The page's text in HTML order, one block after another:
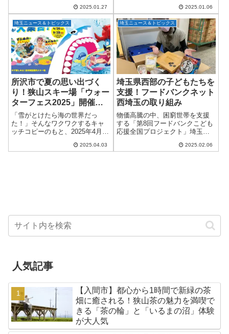
から3月9日(日)にかけて埼玉・愛
知・大阪でツアーを開催しま
す。『Zeeba』のエネル...
2025.01.27
う、まっすー！〜」が2025年1月
27日（月）に所沢市民文化セン
ターミュー...
2025.01.06
埼玉ニュース＆トピックス
所沢市で夏の思い出づく
り！狭山スキー場「ウォー
ターフェス2025」開催決
定！
「雪がとけたら海の世界だっ
た！」そんなワクワクするキャ
ッチコピーのもと、2025年4月26
で、所沢市にある狭山スキー場
2025.04.03
埼玉ニュース＆トピックス
埼玉県西部の子どもたちを
支援！フードバンクネット
西埼玉の取り組み
物価高騰の中、困窮世帯を支援
する「第8回フードバンクこども
応援全国プロジェクト」埼玉県
NPO法人フードバンクネット西
2025.02.06
人気記事
【入間市】都心から1時間で新緑の茶
畑に癒される！狭山茶の魅力を満喫で
きる「茶の輪」と「いるまの沼」体験
が大人気